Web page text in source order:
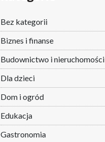
Bez kategorii
Biznes i finanse
Budownictwo i nieruchomości
Dla dzieci
Dom i ogród
Edukacja
Gastronomia